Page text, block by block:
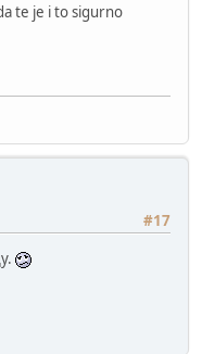
te je i to sigurno
#17